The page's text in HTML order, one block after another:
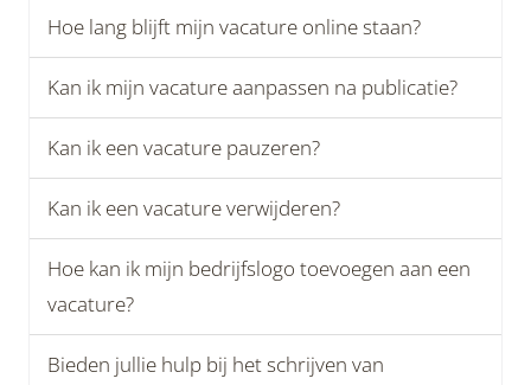
Hoe lang blijft mijn vacature online staan?
Kan ik mijn vacature aanpassen na publicatie?
Kan ik een vacature pauzeren?
Kan ik een vacature verwijderen?
Hoe kan ik mijn bedrijfslogo toevoegen aan een
vacature?
Bieden jullie hulp bij het schrijven van